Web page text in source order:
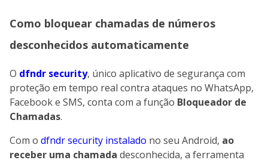
Como bloquear chamadas de números
desconhecidos automaticamente
O dfndr security, único aplicativo de segurança com
proteção em tempo real contra ataques no WhatsApp,
Facebook e SMS, conta com a função Bloqueador de
Chamadas.
Com o dfndr security instalado no seu Android, ao
receber uma chamada desconhecida, a ferramenta